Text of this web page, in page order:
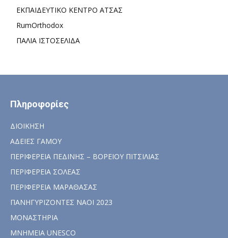
ΕΚΠΑΙΔΕΥΤΙΚΟ ΚΕΝΤΡΟ ΑΤΣΑΣ
RumOrthodox
ΠΑΛΙΑ ΙΣΤΟΣΕΛΙΔΑ
Πληροφορίες
ΔΙΟΙΚΗΣΗ
ΑΔΕΙΕΣ ΓΑΜΟΥ
ΠΕΡΙΦΕΡΕΙΑ ΠΕΔΙΝΗΣ – ΒΟΡΕΙΟΥ ΠΙΤΣΙΛΙΑΣ
ΠΕΡΙΦΕΡΕΙΑ ΣΟΛΕΑΣ
ΠΕΡΙΦΕΡΕΙΑ ΜΑΡΑΘΑΣΑΣ
ΠΑΝΗΓΥΡΙΖΟΝΤΕΣ ΝΑΟΙ 2023
ΜΟΝΑΣΤΗΡΙΑ
ΜΝΗΜΕΙΑ UNESCO